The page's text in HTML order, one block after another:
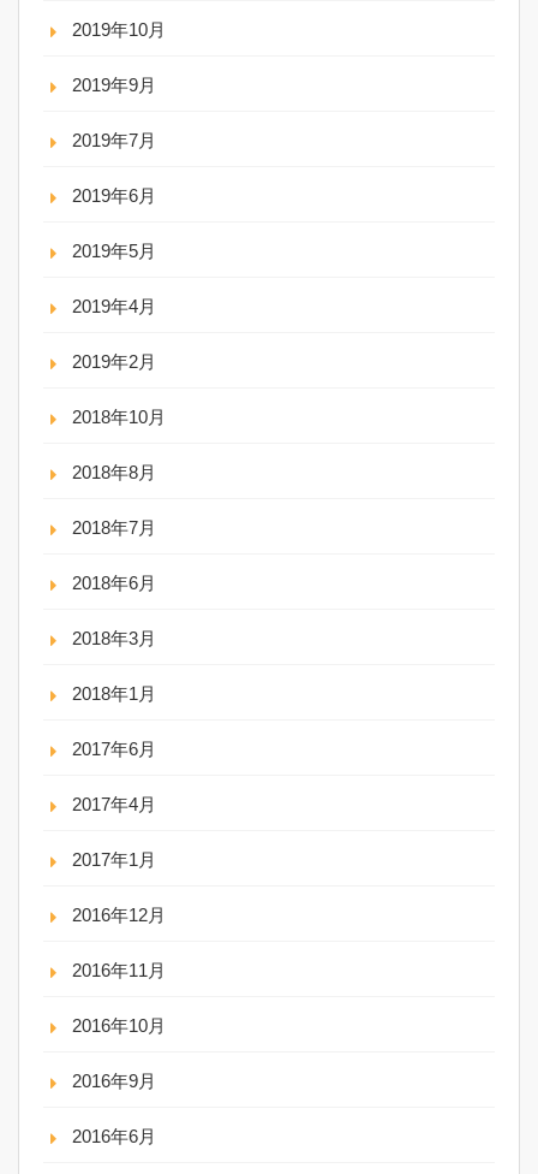
2019年10月
2019年9月
2019年7月
2019年6月
2019年5月
2019年4月
2019年2月
2018年10月
2018年8月
2018年7月
2018年6月
2018年3月
2018年1月
2017年6月
2017年4月
2017年1月
2016年12月
2016年11月
2016年10月
2016年9月
2016年6月